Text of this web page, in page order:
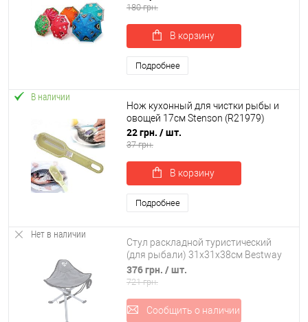
180 грн.
В корзину
Подробнее
В наличии
Нож кухонный для чистки рыбы и
овощей 17см Stenson (R21979)
22 грн. / шт.
37 грн.
В корзину
Подробнее
Нет в наличии
Стул раскладной туристический
(для рыбали) 31х31х38см Bestway
(68070)
376 грн. / шт.
721 грн.
Сообщить о наличии